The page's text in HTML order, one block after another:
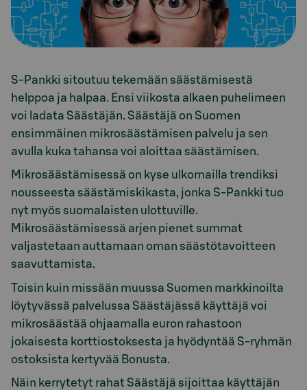
S-Pankki sitoutuu tekemään säästämisestä
helppoa ja halpaa. Ensi viikosta alkaen puhelimeen
voi ladata Säästäjän. Säästäjä on Suomen
ensimmäinen mikrosäästämisen palvelu ja sen
avulla kuka tahansa voi aloittaa säästämisen.
Mikrosäästämisessä on kyse ulkomailla trendiksi
nousseesta säästämiskikasta, jonka S-Pankki tuo
nyt myös suomalaisten ulottuville.
Mikrosäästämisessä arjen pienet summat
valjastetaan auttamaan oman säästötavoitteen
saavuttamista.
Toisin kuin missään muussa Suomen markkinoilta
löytyvässä palvelussa Säästäjässä käyttäjä voi
mikrosäästää ohjaamalla euron rahastoon
jokaisesta korttiostoksesta ja hyödyntää S-ryhmän
ostoksista kertyvää Bonusta.
Näin kerrytetyt rahat Säästäjä sijoittaa käyttäjän